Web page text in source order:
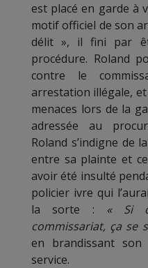
est placé en garde à
motif officiel de son
délit », il fini par
procédure. Roland
contre le
arrestation illégale,
menaces lors de la
adressée au
Roland s’indigne de
entre sa plainte et
avoir été insulté
policier ivre qui
la sorte :
« Si
commissariat, ça se
en brandissant
service.